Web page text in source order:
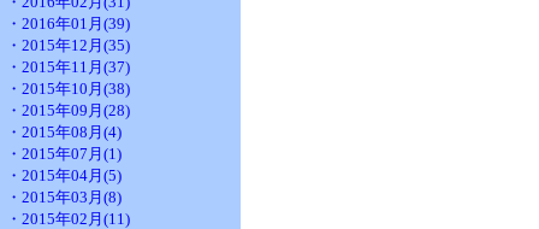
・2016年01月(39)
・2015年12月(35)
・2015年11月(37)
・2015年10月(38)
・2015年09月(28)
・2015年08月(4)
・2015年07月(1)
・2015年04月(5)
・2015年03月(8)
・2015年02月(11)